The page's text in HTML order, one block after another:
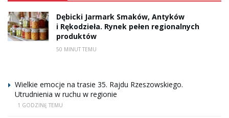
Dębicki Jarmark Smaków, Antyków
i Rękodzieła. Rynek pełen regionalnych
produktów
50 MINUT TEMU
Wielkie emocje na trasie 35. Rajdu Rzeszowskiego.
Utrudnienia w ruchu w regionie
1 GODZINĘ TEMU